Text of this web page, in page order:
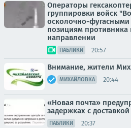
Операторы
группировки войск
осколочно-
позициям
направлении
ПАБЛИКИ 20:57
Внимание, жители
МИХАЙЛОВКА 20:44
«Новая почта»
задержках с
ПАБЛИКИ 20:37